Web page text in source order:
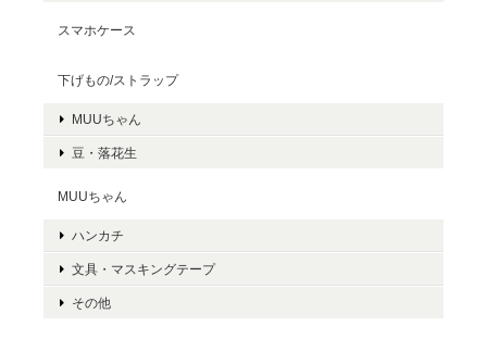
スマホケース
下げもの/ストラップ
MUUちゃん
豆・落花生
MUUちゃん
ハンカチ
文具・マスキングテープ
その他